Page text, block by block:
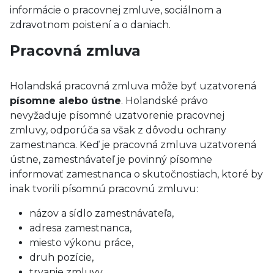
informácie o pracovnej zmluve, sociálnom a
zdravotnom poistení a o daniach.
Pracovná zmluva
Holandská pracovná zmluva môže byť uzatvorená
písomne alebo ústne. Holandské právo
nevyžaduje písomné uzatvorenie pracovnej
zmluvy, odporúča sa však z dôvodu ochrany
zamestnanca. Keď je pracovná zmluva uzatvorená
ústne, zamestnávateľ je povinný písomne
informovať zamestnanca o skutočnostiach, ktoré by
inak tvorili písomnú pracovnú zmluvu:
názov a sídlo zamestnávateľa,
adresa zamestnanca,
miesto výkonu práce,
druh pozície,